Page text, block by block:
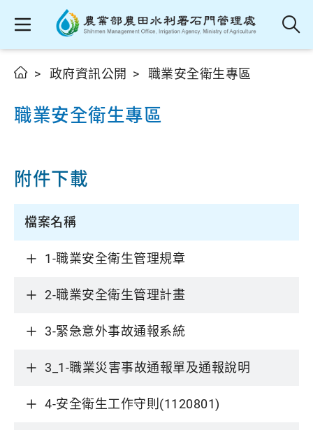
政府資訊公開 職業安全衛生專區
職業安全衛生專區
附件下載
檔案名稱
1-職業安全衛生管理規章
2-職業安全衛生管理計畫
3-緊急意外事故通報系統
3_1-職業災害事故通報單及通報說明
4-安全衛生工作守則(1120801)